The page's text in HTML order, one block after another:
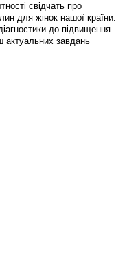
свідчать про
для жінок нашої країни.
до підвищення
актуальних завдань